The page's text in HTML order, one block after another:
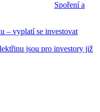
Spoření a
– vyplatí se investovat
jsou pro investory již